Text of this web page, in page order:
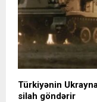
Türkiyənin
silah göndərir